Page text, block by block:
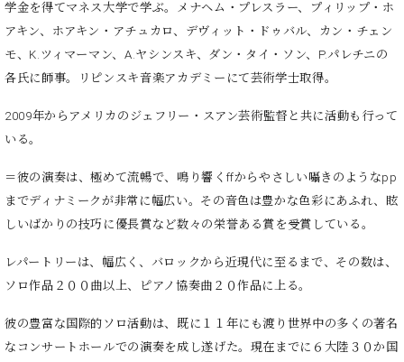
マ
ー
ー
ビ
(
フ
ー
サ
ビ
ス
学金を得てマネス大学で学ぶ。メナヘム・プレスラー、プィリップ・ホ
アキン、ホアキン・アチュカロ、デヴィット・ドゥバル、カン・チェン
モ、K.ツィマーマン、A.ヤシンスキ、ダン・タイ・ソン、P.パレチニの
各氏に師事。リピンスキ音楽アカデミーにて芸術学士取得。
2009年からアメリカのジェフリー・スアン芸術監督と共に活動も行って
いる。
＝彼の演奏は、極めて流暢で、鳴り響くffからやさしい囁きのようなpp
までディナミークが非常に幅広い。その音色は豊かな色彩にあふれ、眩
しいばかりの技巧に優長賞など数々の栄誉ある賞を受賞している。
レパートリーは、幅広く、バロックから近現代に至るまで、その数は、
ソロ作品２００曲以上、ピアノ協奏曲２０作品に上る。
彼の豊富な国際的ソロ活動は、既に１１年にも渡り世界中の多くの著名
なコンサートホールでの演奏を成し遂げた。現在までに６大陸３０か国